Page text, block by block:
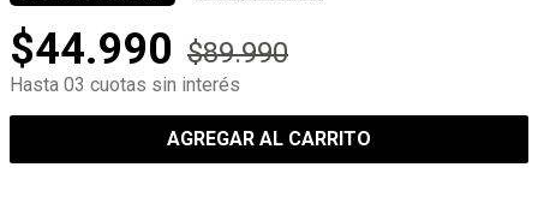
$44.990 $89.990
Hasta 03 cuotas sin interés
AGREGAR AL CARRITO